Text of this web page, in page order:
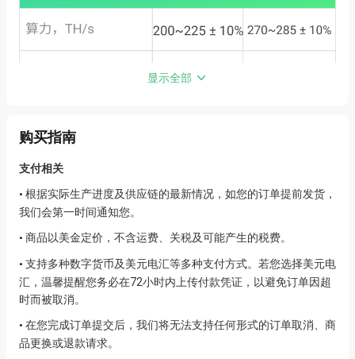
显示全部
购买指南
支付相关
• 根据实际生产进度及供应链的最新情况，如您的订单提前发货，
我们会第一时间通知您。
• 商品以美金定价，不含运费、关税及可能产生的税费。
• 支持多种数字货币及美元电汇等多种支付方式。若您选择美元电
汇，温馨提醒您务必在72小时内上传付款凭证，以避免订单因超
时而被取消。
• 在您完成订单提交后，我们将无法支持任何形式的订单取消、商
品更换或退款请求。